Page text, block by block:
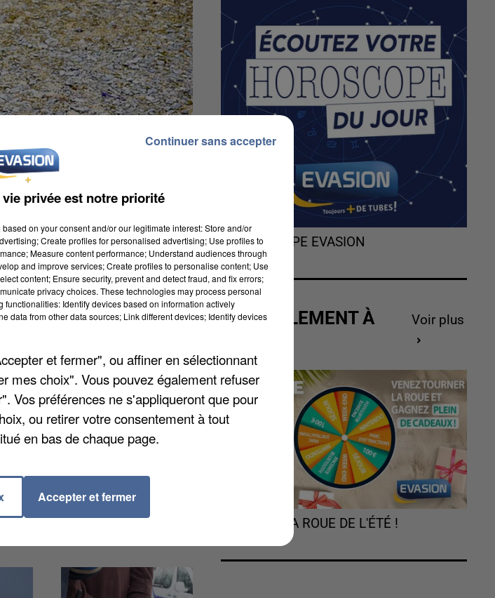
à dimanche, la police est
d'un de ses voisins et la
le feu.Actu Essonneprécise
vélo ! Sans dommage
à vue.
L'HOROSCOPE EVASION
ACTUELLEMENT À
Voir plus
TOURNEZ LA ROUE DE L'ÉTÉ !
privée est notre priorité
on your consent and/or our legitimate interest: Store and/or
Create profiles for personalised advertising; Use profiles to
Measure content performance; Understand audiences through
and improve services; Create profiles to personalise content; Use
content; Ensure security, prevent and detect fraud, and fix errors;
privacy choices. These technologies may process personal
Identify devices based on information actively
data from other data sources; Link different devices; Identify devices
et fermer", ou affiner en sélectionnant
mes choix". Vous pouvez également refuser
Vos préférences ne s'appliqueront que pour
ou retirer votre consentement à tout
en bas de chaque page.
Accepter et fermer
Continuer sans accepter